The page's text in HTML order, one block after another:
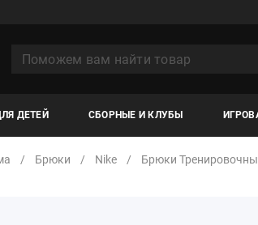
ДЕТЕЙ СБОРНЫЕ И КЛУБЫ
Брюки Nike Брюки